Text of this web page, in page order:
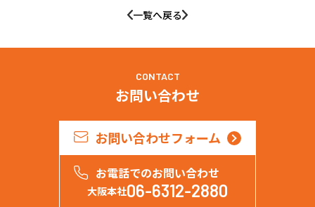
一覧へ戻る
CONTACT
お問い合わせ
お問い合わせフォーム
お電話でのお問い合わせ
大阪本社06-6312-2880